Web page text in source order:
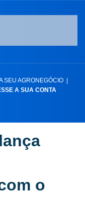
SEU AGRONEGÓCIO
A SUA CONTA
o